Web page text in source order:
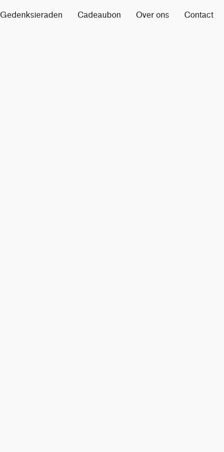
Gedenksieraden Cadeaubon Over ons Contact